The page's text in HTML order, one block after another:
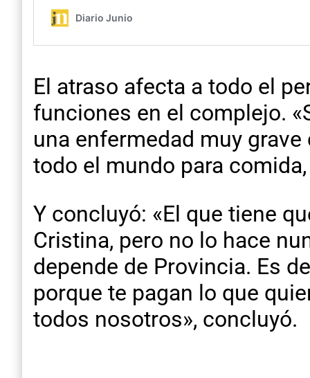
El atraso afecta a todo el
funciones en el complejo.
una enfermedad muy
todo el mundo para
Y concluyó: «El que tiene
Cristina, pero no lo hace
depende de Provincia. Es
porque te pagan lo que
todos nosotros», concluyó.